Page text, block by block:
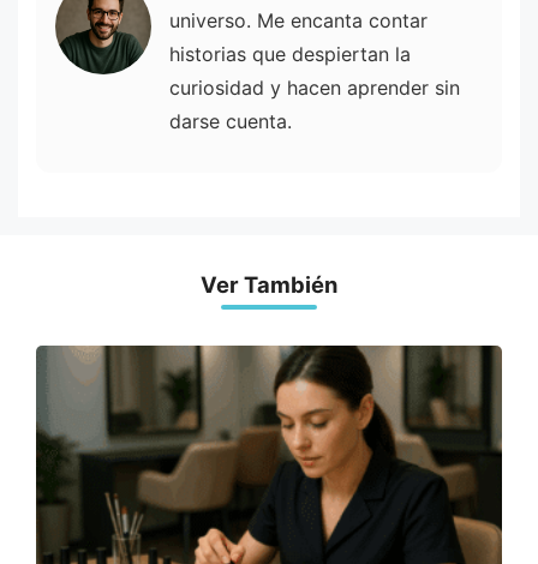
universo. Me encanta contar
historias que despiertan la
curiosidad y hacen aprender sin
darse cuenta.
Ver También